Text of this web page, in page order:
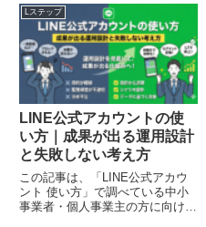
功事例や費用対効果、自己診断チ
ェックまで、認定代理店が実践ノ
ウハウを公開します。
Lステップ
LINE公式アカウントの使
い方｜成果が出る運用設計
と失敗しない考え方
この記事は、「LINE公式アカウ
ント 使い方」で調べている中小
事業者・個人事業主の方に向け